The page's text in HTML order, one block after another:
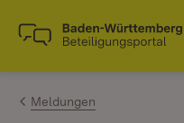
Zum Inhalt springen
Link zur Startseite
Meldungen